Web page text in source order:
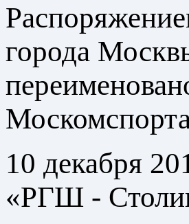
города
10 декабря
«РГШ -